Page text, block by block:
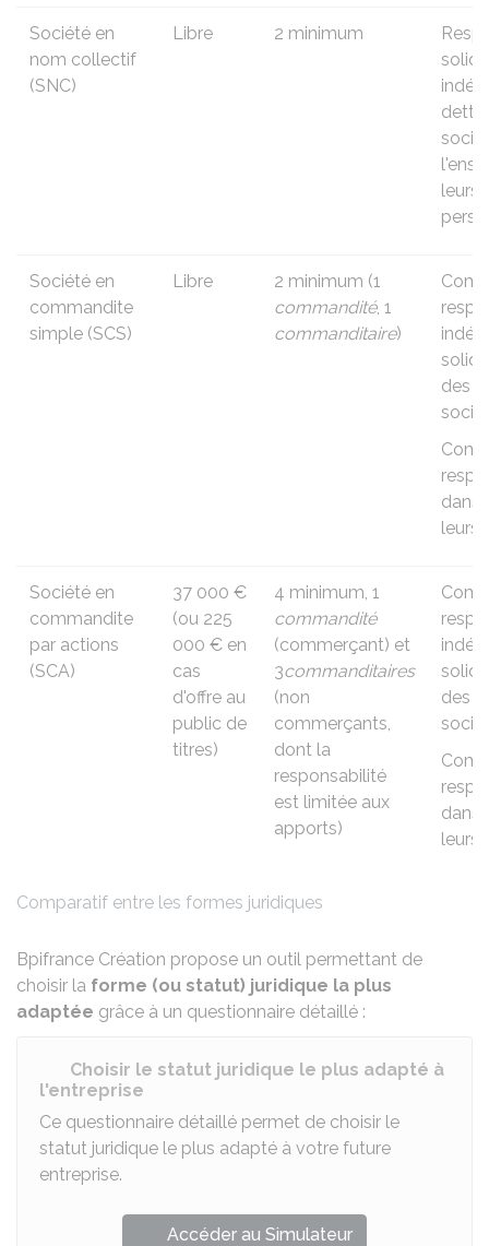
Comparatif entre les formes juridiques
Société en
nom collectif
(SNC)
Libre 2 minimum
leurs
Société en
commandite
simple (SCS)
Libre
2 minimum (1
commandité, 1
commanditaire)
des
dans
leurs
Société en
commandite
par actions
(SCA)
37 000 €
(ou 225
000 € en
cas
d'offre au
public de
titres)
4 minimum, 1
commandité
(commerçant) et
3commanditaires
(non
commerçants,
dont la
responsabilité
est limitée aux
apports)
des
dans
leurs
Bpifrance Création propose un outil permettant de
choisir la forme (ou statut) juridique la plus
adaptée grâce à un questionnaire détaillé :
Choisir le statut juridique le plus adapté à
l'entreprise
Ce questionnaire détaillé permet de choisir le
statut juridique le plus adapté à votre future
entreprise.
Accéder au Simulateur